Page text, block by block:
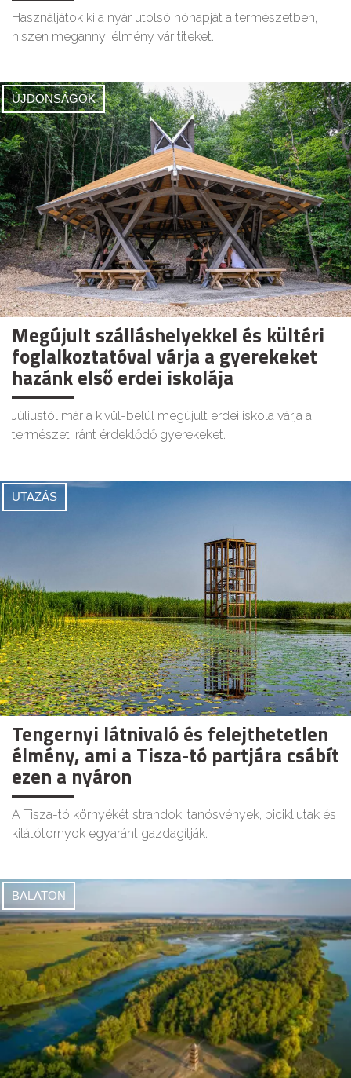
Használjátok ki a nyár utolsó hónapját a természetben,
hiszen megannyi élmény vár titeket.
ÚJDONSÁGOK
Megújult szálláshelyekkel és kültéri
foglalkoztatóval várja a gyerekeket
hazánk első erdei iskolája
Júliustól már a kívül-belül megújult erdei iskola várja a
természet iránt érdeklődő gyerekeket.
UTAZÁS
Tengernyi látnivaló és felejthetetlen
élmény, ami a Tisza-tó partjára csábít
ezen a nyáron
A Tisza-tó környékét strandok, tanösvények, bicikliutak és
kilátótornyok egyaránt gazdagítják.
BALATON